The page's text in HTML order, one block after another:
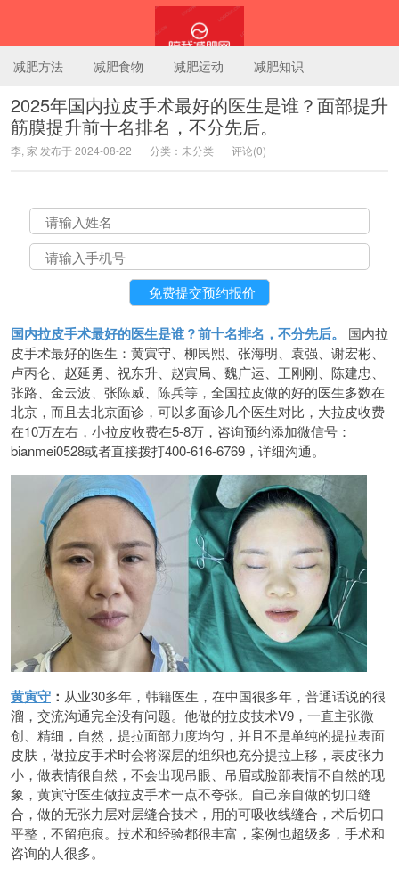
陪我减肥网
减肥方法 减肥食物 减肥运动 减肥知识
2025年国内拉皮手术最好的医生是谁？面部提升
筋膜提升前十名排名，不分先后。
李, 家 发布于 2024-08-22 分类：未分类 评论(0)
国内拉皮手术最好的医生是谁？前十名排名，不分先后。
国内拉
皮手术最好的医生：黄寅守、柳民熙、张海明、袁强、谢宏彬、
卢丙仑、赵延勇、祝东升、赵寅局、魏广运、王刚刚、陈建忠、
张路、金云波、张陈威、陈兵等，全国拉皮做的好的医生多数在
北京，而且去北京面诊，可以多面诊几个医生对比，大拉皮收费
在10万左右，小拉皮收费在5-8万，咨询预约添加微信号：
bianmei0528或者直接拨打400-616-6769，详细沟通。
黄寅守 ： 从业30多年，韩籍医生，在中国很多年，普通话说的很
溜，交流沟通完全没有问题。他做的拉皮技术V9，一直主张微
创、精细，自然，提拉面部力度均匀，并且不是单纯的提拉表面
皮肤，做拉皮手术时会将深层的组织也充分提拉上移，表皮张力
小，做表情很自然，不会出现吊眼、吊眉或脸部表情不自然的现
象，黄寅守医生做拉皮手术一点不夸张。自己亲自做的切口缝
合，做的无张力层对层缝合技术，用的可吸收线缝合，术后切口
平整，不留疤痕。技术和经验都很丰富，案例也超级多，手术和
咨询的人很多。